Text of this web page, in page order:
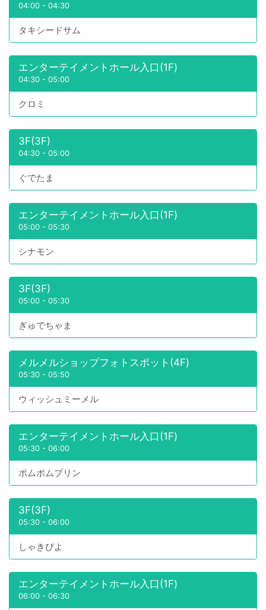
04:00 - 04:30
タキシードサム
エンターテイメントホール入口(1F)
04:30 - 05:00
クロミ
3F(3F)
04:30 - 05:00
ぐでたま
エンターテイメントホール入口(1F)
05:00 - 05:30
シナモン
3F(3F)
05:00 - 05:30
ぎゅでちゃま
メルメルショップフォトスポット(4F)
05:30 - 05:50
ウィッシュミーメル
エンターテイメントホール入口(1F)
05:30 - 06:00
ポムポムプリン
3F(3F)
05:30 - 06:00
しゃきぴよ
エンターテイメントホール入口(1F)
06:00 - 06:30